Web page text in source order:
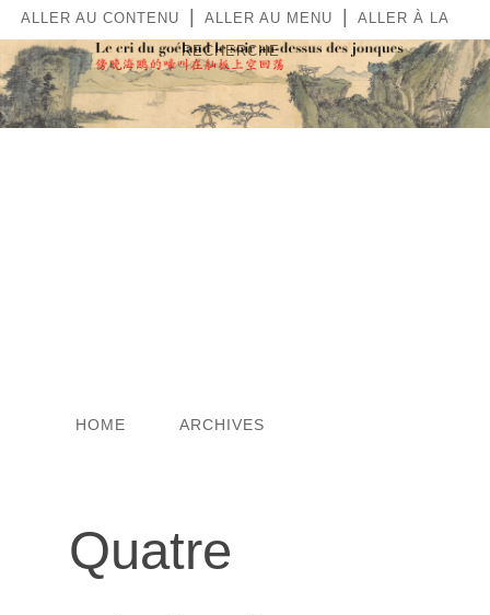
ALLER AU CONTENU ALLER AU MENU
ALLER À LA
RECHERCHE
LE CRI DU GOÉLAND LE
SOIR AU-DESSUS DES
HOME ARCHIVES
Quatre